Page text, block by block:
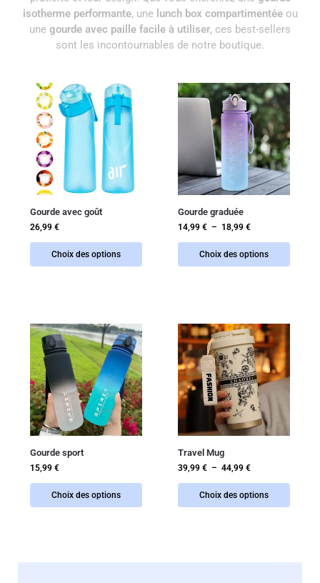
isotherme performante, une lunch box compartimentéeou
une gourde avec paille facile à utiliser, ces best-sellers
sont les incontournables de notre boutique.
Gourde avec goût
26,99 €
Choix des options
Gourde graduée
14,99 € – 18,99 €
Choix des options
Gourde sport
15,99 €
Choix des options
Travel Mug
39,99 € – 44,99 €
Choix des options